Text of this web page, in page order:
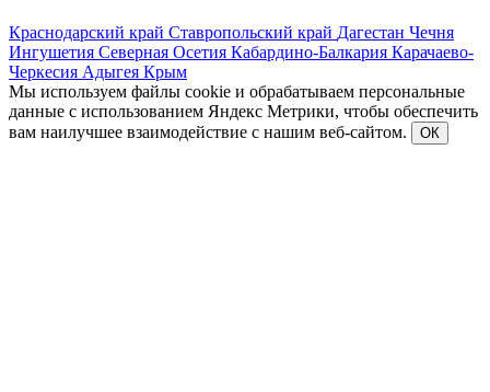
Краснодарский край Ставропольский край Дагестан Чечня
Ингушетия Северная Осетия Кабардино-Балкария Карачаево-
Черкесия Адыгея Крым
Мы используем файлы cookie и обрабатываем персональные
данные с использованием Яндекс Метрики, чтобы обеспечить
вам наилучшее взаимодействие с нашим веб-сайтом.
ОК